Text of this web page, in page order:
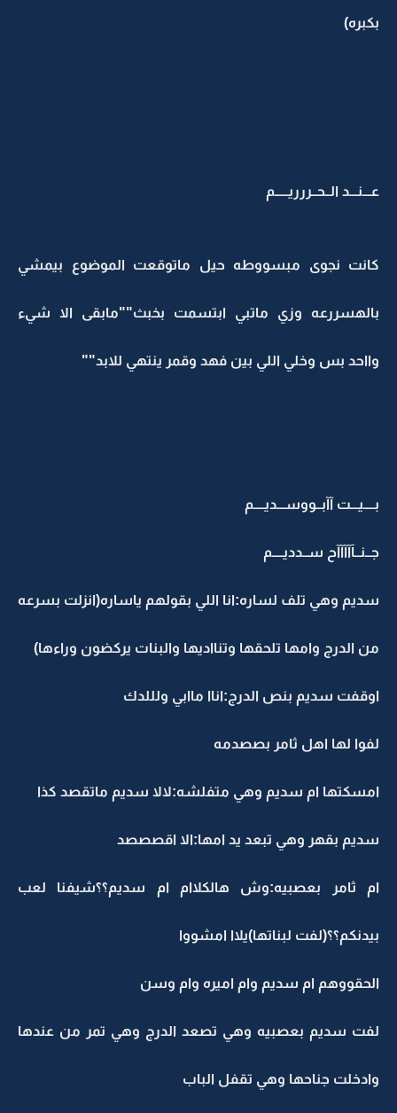
بكبره)
عـــنـــد الــحــررريـــــم
كانت نجوى مبسووطه حيل ماتوقعت الموضوع بيمشي
بالهسررعه وزي ماتبي ابتسمت بخبث""مابقى الا شيء
وااحد بس وخلي اللي بين فهد وقمر ينتهي للابد""
بــــيـــت آآبــووســـديــــم
جــنــآآآآآح ســدديــــم
سديم وهي تلف لساره:انا اللي بقولهم ياساره(انزلت بسرعه
من الدرج وامها تلحقها وتنااديها والبنات يركضون وراءها)
اوقفت سديم بنص الدرج:اناا ماابي ولللدك
لفوا لها اهل ثامر بصصدمه
امسكتها ام سديم وهي متفلشه:لالا سديم ماتقصد كذا
سديم بقهر وهي تبعد يد امها:الا اقصصصد
ام ثامر بعصبيه:وش هالكلاام ام سديم؟؟شيفنا لعب
بيدنكم؟؟(لفت لبناتها)يلاا امشووا
الحقووهم ام سديم وام اميره وام وسن
لفت سديم بعصبيه وهي تصعد الدرج وهي تمر من عندها
وادخلت جناحها وهي تقفل الباب